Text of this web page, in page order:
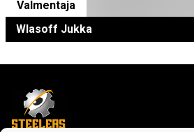
Valmentaja
Wlasoff Jukka